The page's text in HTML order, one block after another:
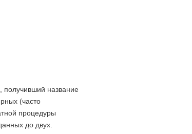
получивший название
(часто
процедуры
до двух.